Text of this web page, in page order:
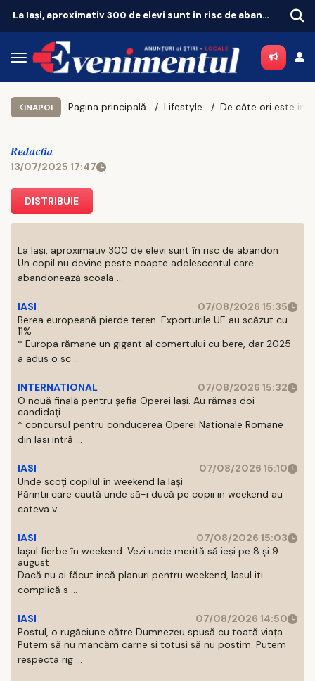
La Iași, aproximativ 300 de elevi sunt în risc de abandon
INAPOI Pagina principală Lifestyle
Redactia
13/07/2025 17:47
DISTRIBUIE
La Iași, aproximativ 300 de elevi sunt în risc de abandon
Un copil nu devine peste noapte adolescentul care
abandonează scoala ...
IASI
07/08/2026 15:35
Berea europeană pierde teren. Exporturile UE au scăzut cu
11%
* Europa rămane un gigant al comertului cu bere, dar 2025
a adus o sc ...
INTERNATIONAL
07/08/2026 15:32
O nouă finală pentru șefia Operei Iași. Au rămas doi
candidați
* concursul pentru conducerea Operei Nationale Romane
din Iasi intră ...
IASI
07/08/2026 15:10
Unde scoți copilul în weekend la Iași
Părintii care caută unde să-i ducă pe copii in weekend au
cateva v ...
IASI
07/08/2026 15:03
Iașul fierbe în weekend. Vezi unde merită să ieși pe 8 și 9
august
Dacă nu ai făcut incă planuri pentru weekend, Iasul iti
complică s ...
IASI
07/08/2026 14:50
Postul, o rugăciune către Dumnezeu spusă cu toată viața
Putem să nu mancăm carne si totusi să nu postim. Putem
respecta rig ...